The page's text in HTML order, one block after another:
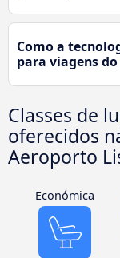
Como a
para viagens
Classes de
oferecidos
Aeroporto
Económica